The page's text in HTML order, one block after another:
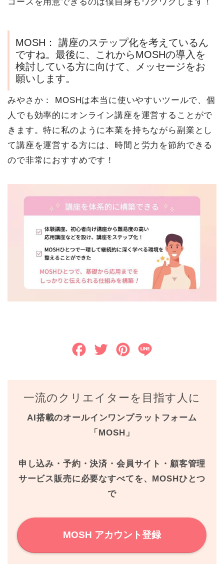
MOSH：
講座のステップ化を考えているん
ですね。最後に、これからMOSHの導入を
検討している方に向けて、メッセージをお
願いします。
みやさか：
MOSHは本当に使いやすいツールで、個
人でも効率的にオンライン講座を運営することがで
きます。特に私のように本業を持ちながら副業とし
て講座を運営する方には、時間と労力を節約できる
ので非常におすすめです！
e
b
k
t
t
t
s
e
一流のクリエイターを目指す人に
AI搭載のオールインワンプラットフォーム
「MOSH」
申し込み・予約・決済・会員サイト・顧客管理
サービス販売に必要なすべてを、MOSHひとつ
で
MOSH アカウント登録